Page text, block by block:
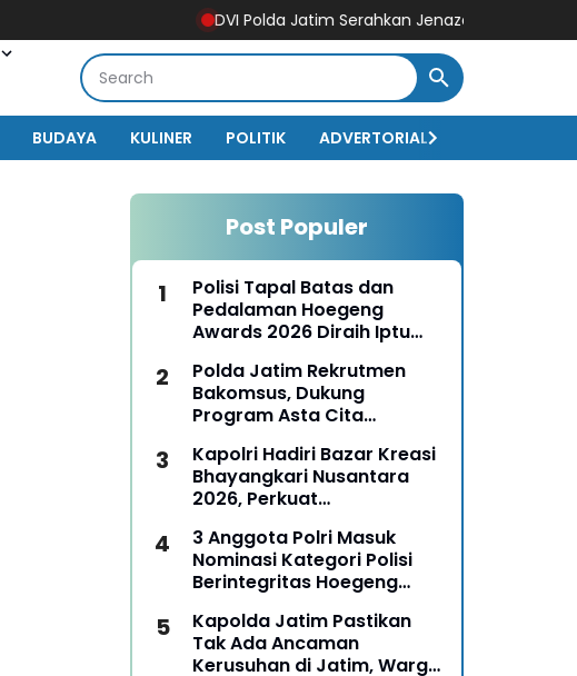
DVI Polda Jatim Serahkan Jenazah Kelima Korban KM
BUDAYA KULINER POLITIK ADVERTORIAL
Post Populer
Polisi Tapal Batas dan
Pedalaman Hoegeng
Awards 2026 Diraih Iptu
Pengabdian Humanis di
Nduga
Polda Jatim Rekrutmen
Bakomsus, Dukung
Program Asta Cita
Kapolri Hadiri Bazar Kreasi
Bhayangkari Nusantara
2026, Perkuat
Budaya Lokal
3 Anggota Polri Masuk
Nominasi Kategori Polisi
Berintegritas Hoegeng
Kapolda Jatim Pastikan
Tak Ada Ancaman
Kerusuhan di Jatim, Warga